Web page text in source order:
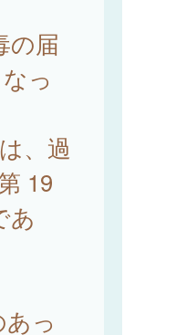
の届
っ
、過
19
あ
っ